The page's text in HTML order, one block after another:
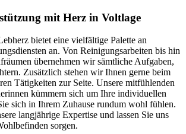
mit Herz in Voltlage
bietet eine vielfältige Palette an
an. Von Reinigungsarbeiten bis hin
übernehmen wir sämtliche Aufgaben,
Zusätzlich stehen wir Ihnen gerne beim
Tätigkeiten zur Seite. Unsere mitfühlenden
kümmern sich um Ihre individuellen
sich in Ihrem Zuhause rundum wohl fühlen.
langjährige Expertise und lassen Sie uns
sorgen.